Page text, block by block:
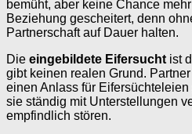
bemüht, aber keine Chance
Beziehung gescheitert, denn
Partnerschaft auf Dauer halten.
Die eingebildete Eifersucht ist
gibt keinen realen Grund.
einen Anlass für
sie ständig mit Unterstellungen
empfindlich stören.